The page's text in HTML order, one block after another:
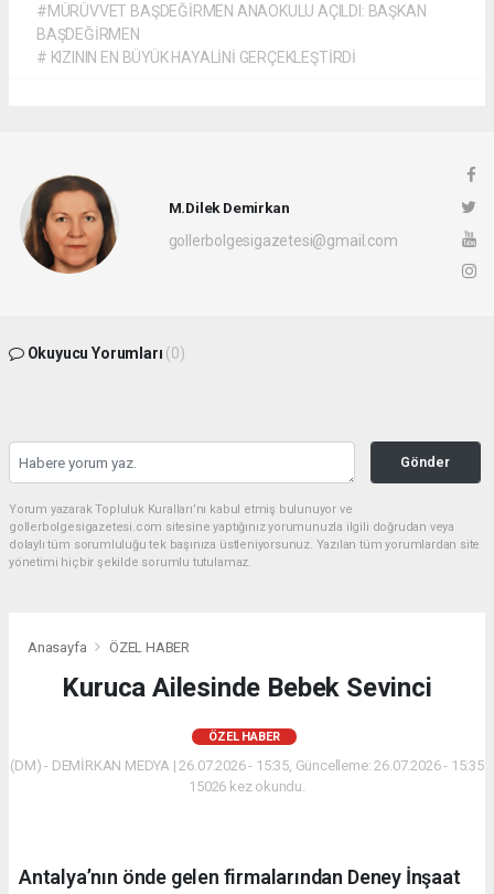
#MÜRÜVVET BAŞDEĞİRMEN ANAOKULU AÇILDI: BAŞKAN
BAŞDEĞİRMEN
# KIZININ EN BÜYÜK HAYALİNİ GERÇEKLEŞTİRDİ
M.Dilek Demirkan
gollerbolgesigazetesi@gmail.com
Okuyucu Yorumları (0)
Gönder
Yorum yazarak Topluluk Kuralları’nı kabul etmiş bulunuyor ve
gollerbolgesigazetesi.com sitesine yaptığınız yorumunuzla ilgili doğrudan veya
dolaylı tüm sorumluluğu tek başınıza üstleniyorsunuz. Yazılan tüm yorumlardan site
yönetimi hiçbir şekilde sorumlu tutulamaz.
Anasayfa ÖZEL HABER
Kuruca Ailesinde Bebek Sevinci
ÖZEL HABER
(DM) - DEMİRKAN MEDYA | 26.07.2026 - 15:35, Güncelleme: 26.07.2026 - 15:35
15026 kez okundu.
Antalya’nın önde gelen firmalarından Deney İnşaat